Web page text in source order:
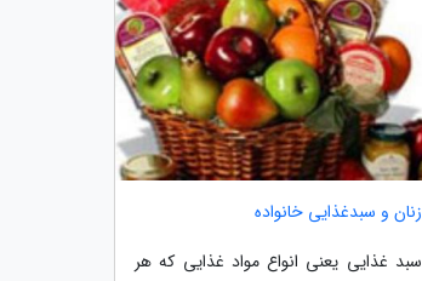
زنان و سبدغذایی خانواده
سبد غذایی یعنی انواع مواد غذایی که هر